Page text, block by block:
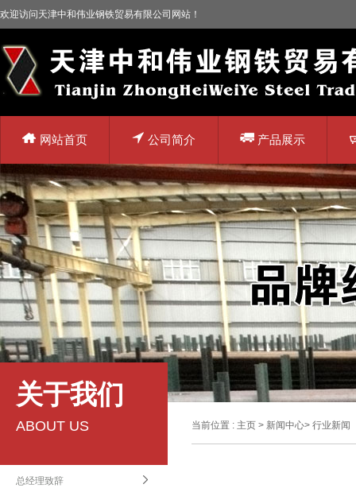
欢迎访问天津中和伟业钢铁贸易有限公司网站！
网站首页 公司简介 产品展示
关于我们
ABOUT US
总经理致辞
当前位置 : 主页 > 新闻中心> 行业新闻